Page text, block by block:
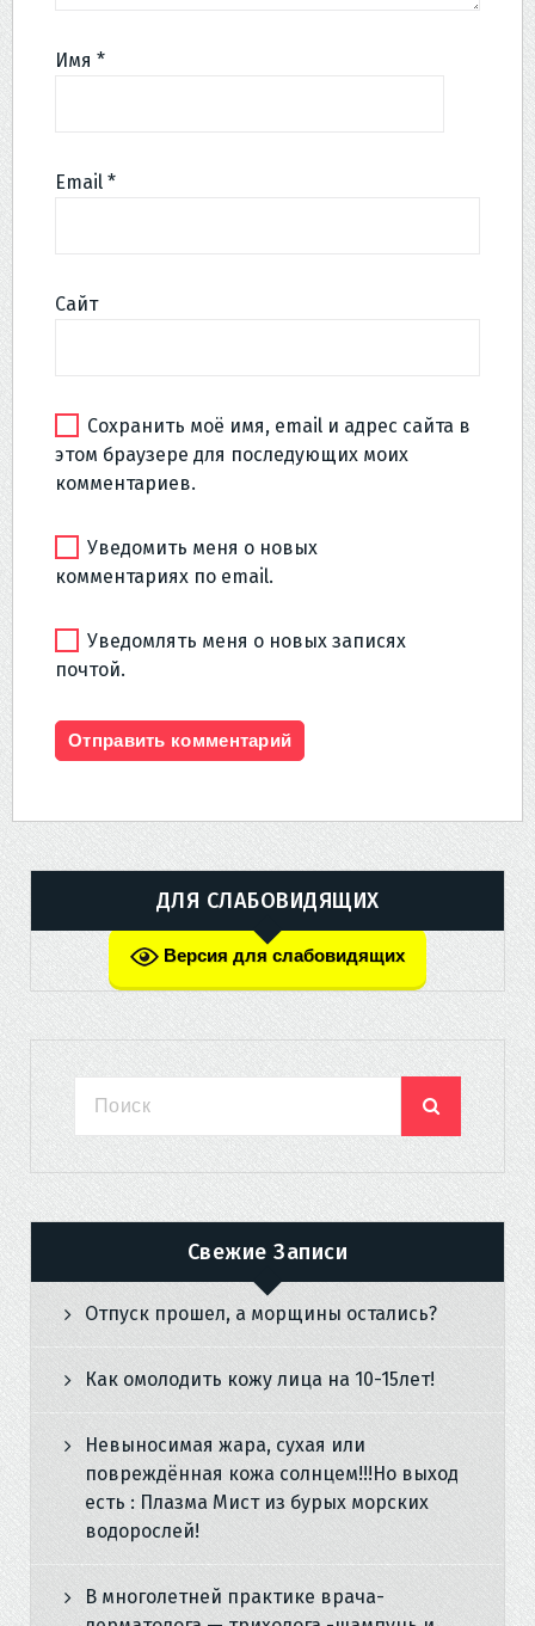
Имя *
Email *
Сайт
Сохранить моё имя, email и адрес сайта в
этом браузере для последующих моих
комментариев.
Уведомить меня о новых
комментариях по email.
Уведомлять меня о новых записях
почтой.
ДЛЯ СЛАБОВИДЯЩИХ
Версия для слабовидящих
Свежие Записи
Отпуск прошел, а морщины остались?
Как омолодить кожу лица на 10-15лет!
Невыносимая жара, сухая или
повреждённая кожа солнцем!!!Но выход
есть : Плазма Мист из бурых морских
водорослей!
В многолетней практике врача-